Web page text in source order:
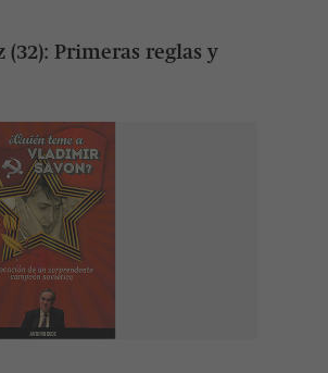
Primeras reglas y